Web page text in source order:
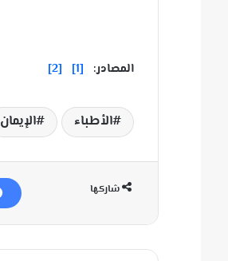
المصادر: [1]
[2]
الأطباء الإيمان
شاركها